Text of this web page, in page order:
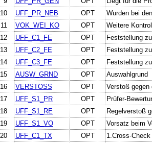
10 UFF_PR_NEB OPT
Wurden bei
11 VOK_WEI_KO OPT
Weitere
12 UFF_C1_FE OPT
Feststellung
13 UFF_C2_FE OPT
Feststellung
14 UFF_C3_FE OPT
Feststellung
15 AUSW_GRND OPT
Auswahlgrund
16 VERSTOSS OPT
Verstoß
17 UFF_S1_PR OPT
Prüfer-
18 UFF_S1_RE OPT
Regelverstoß
19 UFF_S1_VO OPT
Vorsatz beim
20 UFF_C1_TX OPT
1.Cross-